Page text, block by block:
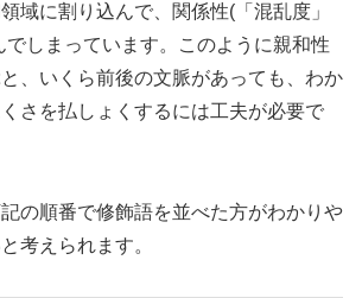
域に割り込んで、関係性(「混乱度」
でしまっています。このように親和性
、いくら前後の文脈があっても、わか
さを払しょくするには工夫が必要で
の順番で修飾語を並べた方がわかりや
考えられます。